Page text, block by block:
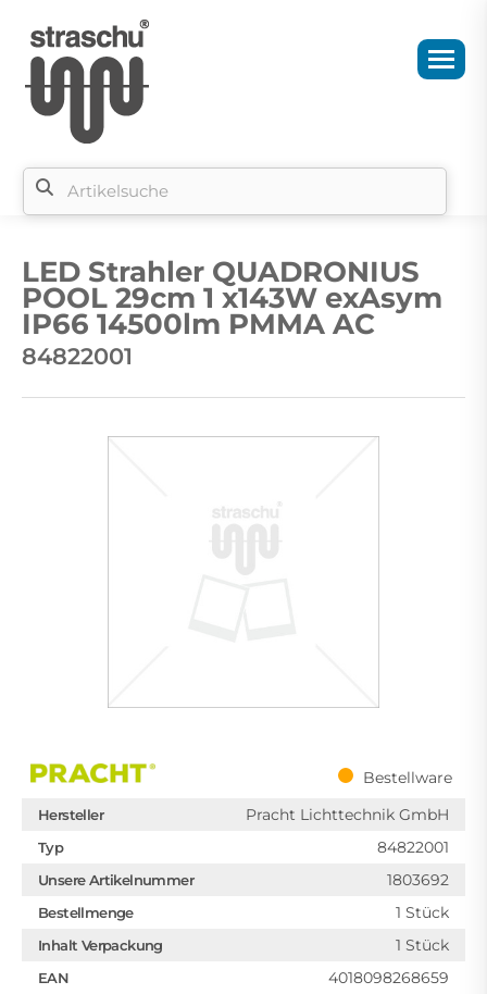
LED Strahler QUADRONIUS
POOL 29cm 1 x143W exAsym
IP66 14500lm PMMA AC
84822001
Bestellware
Hersteller Pracht Lichttechnik GmbH
Typ 84822001
Unsere Artikelnummer 1803692
Bestellmenge 1 Stück
Inhalt Verpackung 1 Stück
EAN 4018098268659